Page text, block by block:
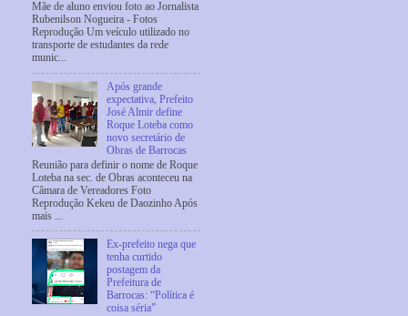
Mãe de aluno enviou foto ao Jornalista
Rubenilson Nogueira - Fotos
Reprodução Um veículo utilizado no
transporte de estudantes da rede
munic...
Após grande
expectativa, Prefeito
José Almir define
Roque Loteba como
novo secretário de
Obras de Barrocas
Reunião para definir o nome de Roque
Loteba na sec. de Obras aconteceu na
Câmara de Vereadores Foto
Reprodução Kekeu de Daozinho Após
mais ...
Ex-prefeito nega que
tenha curtido
postagem da
Prefeitura de
Barrocas: “Política é
coisa séria”